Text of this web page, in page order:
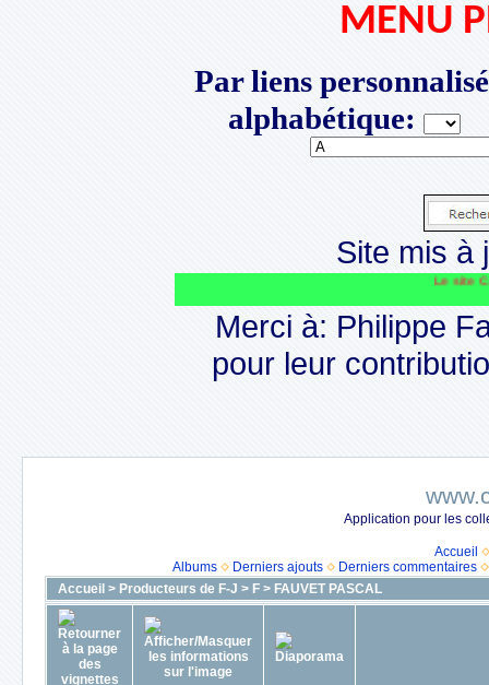
MENU
Par liens
alphabétique:
Site mis à
Le site
Merci à: Philippe
pour leur
Application pour les
Accueil
Albums
Derniers ajouts
Derniers commentaires
Accueil > Producteurs de F-J > F > FAUVET PASCAL